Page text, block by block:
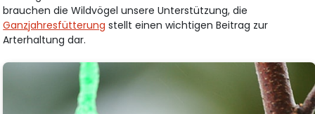
brauchen die Wildvögel unsere Unterstützung, die
Ganzjahresfütterung stellt einen wichtigen Beitrag zur
Arterhaltung dar.